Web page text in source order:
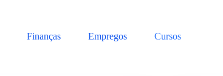
Finanças Empregos Cursos